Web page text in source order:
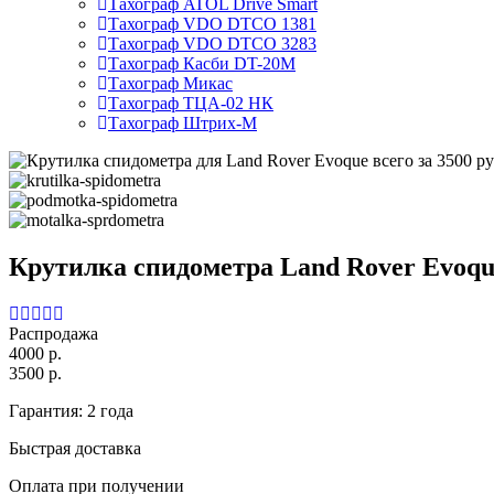
Тахограф ATOL Drive Smart
Тахограф VDO DTCO 1381
Тахограф VDO DTCO 3283
Тахограф Касби DT-20M
Тахограф Микас
Тахограф ТЦА-02 НК
Тахограф Штрих-М
Крутилка спидометра Land Rover
Распродажа
4000 р.
3500 р.
Гарантия: 2 года
Быстрая доставка
Оплата при получении